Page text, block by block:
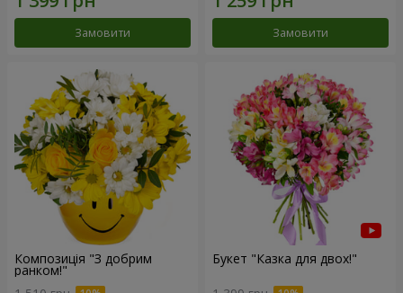
Замовити Замовити
Композиція "З добрим
ранком!"
Букет "Казка для двох!"